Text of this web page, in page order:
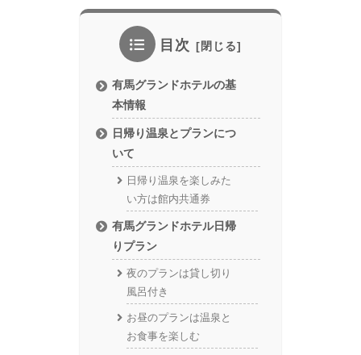
目次
有馬グランドホテルの基
本情報
日帰り温泉とプランにつ
いて
日帰り温泉を楽しみた
い方は館内共通券
有馬グランドホテル日帰
りプラン
夜のプランは貸し切り
風呂付き
お昼のプランは温泉と
お食事を楽しむ